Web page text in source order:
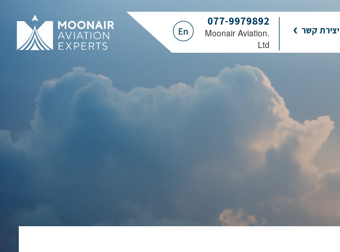
יצירת קשר
077-9979892
.Moonair Aviation
Ltd